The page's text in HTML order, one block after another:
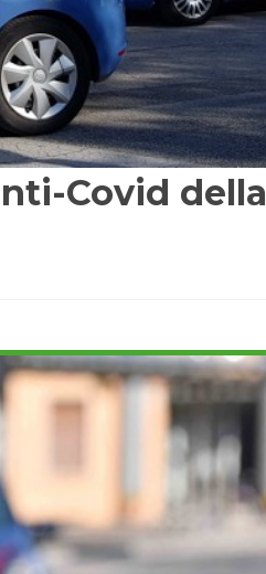
Covid della